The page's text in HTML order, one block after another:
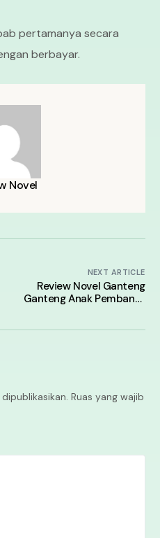
pertamanya secara
berbayar.
Novel
NEXT ARTICLE
Review Novel Ganteng
Ganteng Anak Pembantu
Ruas yang wajib